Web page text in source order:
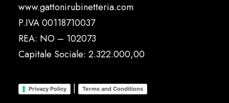
www.gattonirubinetteria.com
P.IVA 00118710037
REA: NO – 102073
Capitale Sociale: 2.322.000,00
Privacy Policy | Terms and Conditions